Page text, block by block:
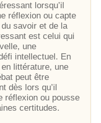
lorsqu’il
réflexion ou capte
du savoir et de la
est celui qui
une
intellectuel. En
littérature, une
peut être
dès lors qu’il
réflexion ou pousse
certitudes.